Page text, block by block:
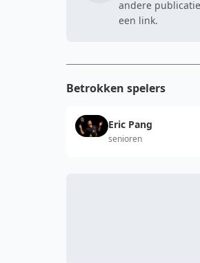
andere
een link.
Betrokken spelers
Eric Pang
senioren